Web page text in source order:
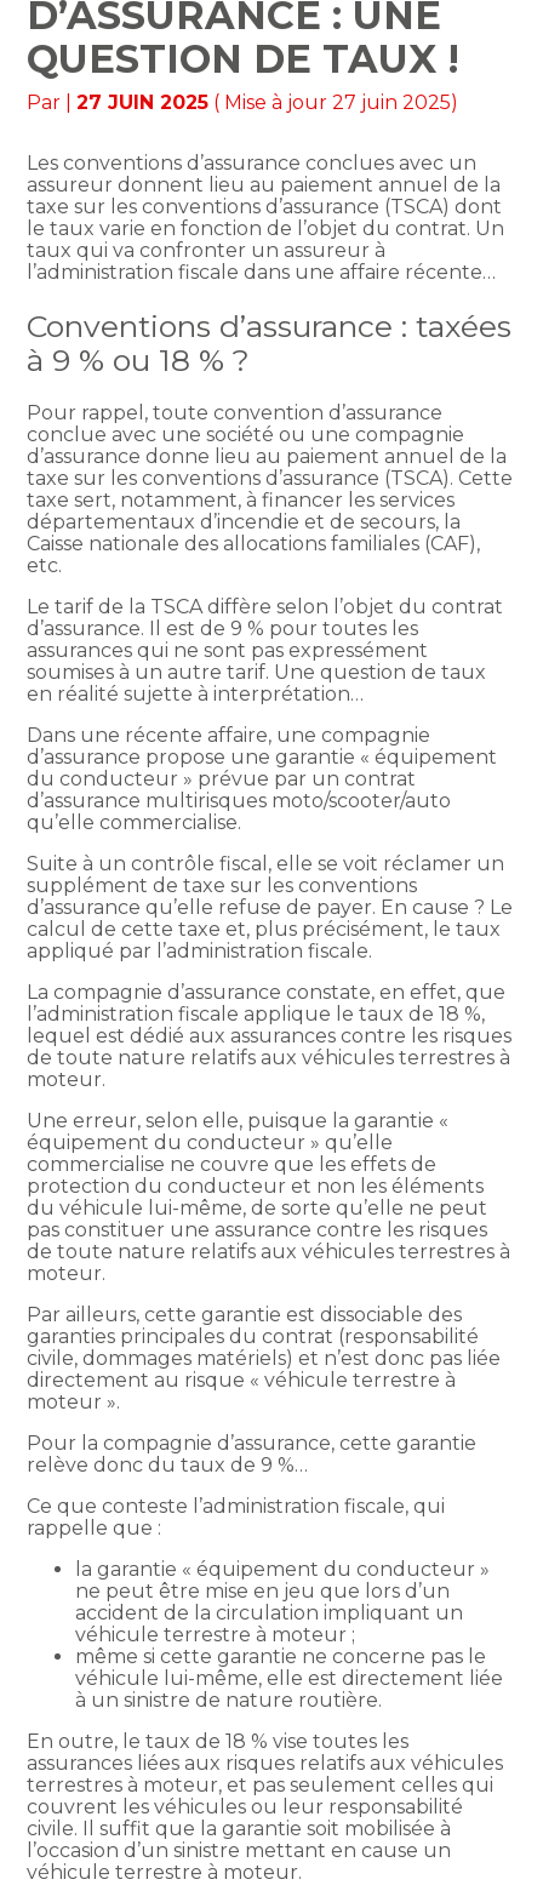
D’ASSURANCE : UNE
QUESTION DE TAUX !
Par |27 JUIN 2025 ( Mise à jour 27 juin 2025)
Les conventions d’assurance conclues avec un
assureur donnent lieu au paiement annuel de la
taxe sur les conventions d’assurance (TSCA) dont
le taux varie en fonction de l’objet du contrat. Un
taux qui va confronter un assureur à
l’administration fiscale dans une affaire récente…
Conventions d’assurance : taxées
à 9 % ou 18 % ?
Pour rappel, toute convention d’assurance
conclue avec une société ou une compagnie
d’assurance donne lieu au paiement annuel de la
taxe sur les conventions d’assurance (TSCA). Cette
taxe sert, notamment, à financer les services
départementaux d’incendie et de secours, la
Caisse nationale des allocations familiales (CAF),
etc.
Le tarif de la TSCA diffère selon l’objet du contrat
d’assurance. Il est de 9 % pour toutes les
assurances qui ne sont pas expressément
soumises à un autre tarif. Une question de taux
en réalité sujette à interprétation…
Dans une récente affaire, une compagnie
d’assurance propose une garantie « équipement
du conducteur » prévue par un contrat
d’assurance multirisques moto/scooter/auto
qu’elle commercialise.
Suite à un contrôle fiscal, elle se voit réclamer un
supplément de taxe sur les conventions
d’assurance qu’elle refuse de payer. En cause ? Le
calcul de cette taxe et, plus précisément, le taux
appliqué par l’administration fiscale.
La compagnie d’assurance constate, en effet, que
l’administration fiscale applique le taux de 18 %,
lequel est dédié aux assurances contre les risques
de toute nature relatifs aux véhicules terrestres à
moteur.
Une erreur, selon elle, puisque la garantie «
équipement du conducteur » qu’elle
commercialise ne couvre que les effets de
protection du conducteur et non les éléments
du véhicule lui-même, de sorte qu’elle ne peut
pas constituer une assurance contre les risques
de toute nature relatifs aux véhicules terrestres à
moteur.
Par ailleurs, cette garantie est dissociable des
garanties principales du contrat (responsabilité
civile, dommages matériels) et n’est donc pas liée
directement au risque « véhicule terrestre à
moteur ».
Pour la compagnie d’assurance, cette garantie
relève donc du taux de 9 %…
Ce que conteste l’administration fiscale, qui
rappelle que :
la garantie « équipement du conducteur »
ne peut être mise en jeu que lors d’un
accident de la circulation impliquant un
véhicule terrestre à moteur ;
même si cette garantie ne concerne pas le
véhicule lui-même, elle est directement liée
à un sinistre de nature routière.
En outre, le taux de 18 % vise toutes les
assurances liées aux risques relatifs aux véhicules
terrestres à moteur, et pas seulement celles qui
couvrent les véhicules ou leur responsabilité
civile. Il suffit que la garantie soit mobilisée à
l’occasion d’un sinistre mettant en cause un
véhicule terrestre à moteur.